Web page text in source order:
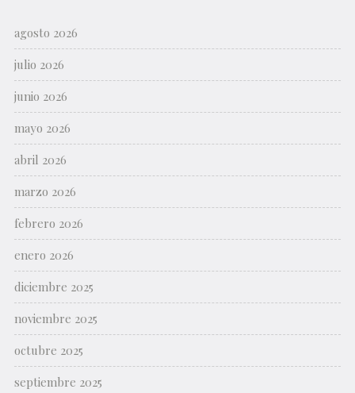
agosto 2026
julio 2026
junio 2026
mayo 2026
abril 2026
marzo 2026
febrero 2026
enero 2026
diciembre 2025
noviembre 2025
octubre 2025
septiembre 2025